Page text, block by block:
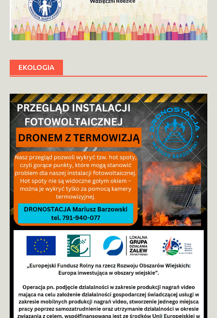
EKOLOGIA